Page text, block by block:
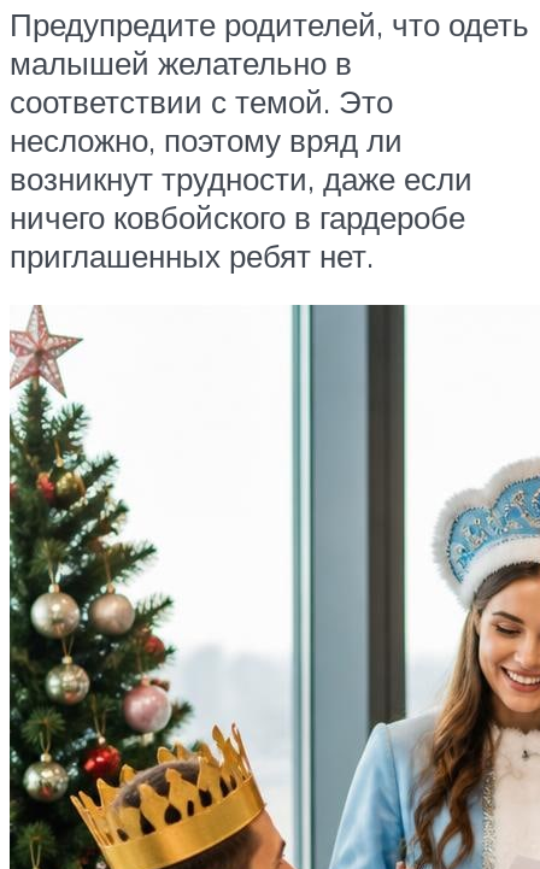
Предупредите родителей, что одеть
малышей желательно в
соответствии с темой. Это
несложно, поэтому вряд ли
возникнут трудности, даже если
ничего ковбойского в гардеробе
приглашенных ребят нет.